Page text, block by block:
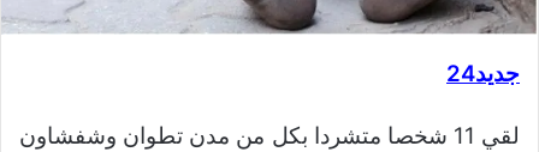
جديد24
لقي 11 شخصا متشردا بكل من مدن تطوان وشفشاون